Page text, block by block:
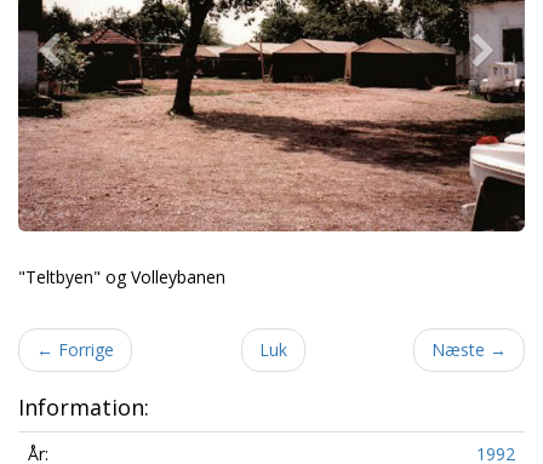
"Teltbyen" og Volleybanen
← Forrige Luk Næste →
Information:
År:
1992